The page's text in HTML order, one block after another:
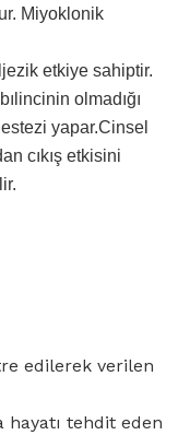
Miyoklonik
etkiye sahiptir.
olmadığı
yapar.Cinsel
cıkış etkisini
edilerek verilen
hayatı tehdit eden